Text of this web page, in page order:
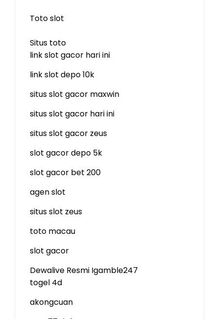
Toto slot
Situs toto
link slot gacor hari ini
link slot depo 10k
situs slot gacor maxwin
situs slot gacor hari ini
situs slot gacor zeus
slot gacor depo 5k
slot gacor bet 200
agen slot
situs slot zeus
toto macau
slot gacor
Dewalive Resmi Igamble247
togel 4d
akongcuan